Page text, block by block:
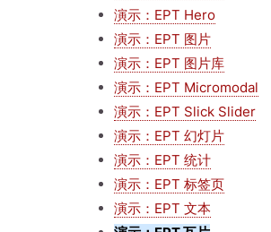
演示：EPT Hero
演示：EPT 图片
演示：EPT 图片库
演示：EPT Micromodal
演示：EPT Slick Slider
演示：EPT 幻灯片
演示：EPT 统计
演示：EPT 标签页
演示：EPT 文本